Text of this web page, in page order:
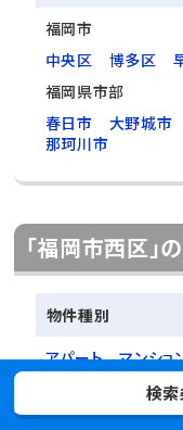
福岡市
中央区
博多区
福岡県市部
春日市
大野城市
那珂川市
「福岡市西区」
物件種別
アパート
マンショ
検索